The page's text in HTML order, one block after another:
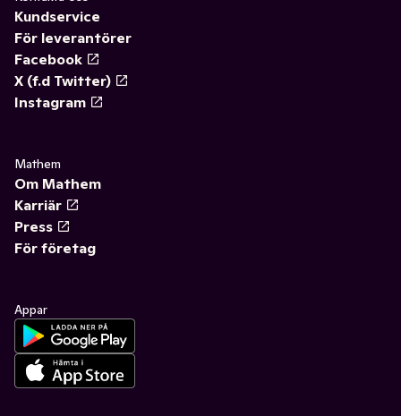
Kundservice
För leverantörer
Facebook
X (f.d Twitter)
Instagram
Mathem
Om Mathem
Karriär
Press
För företag
Appar